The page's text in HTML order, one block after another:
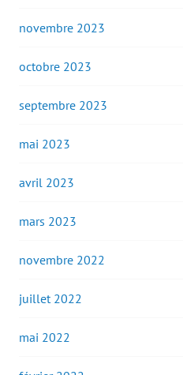
novembre 2023
octobre 2023
septembre 2023
mai 2023
avril 2023
mars 2023
novembre 2022
juillet 2022
mai 2022